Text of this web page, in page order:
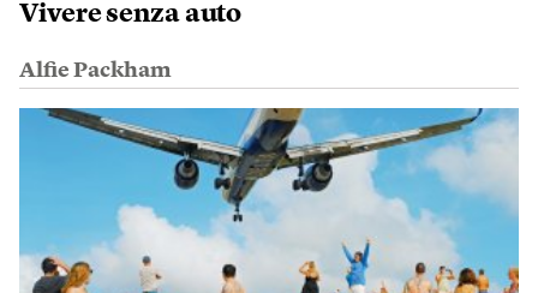
Vivere senza auto
Alfie Packham